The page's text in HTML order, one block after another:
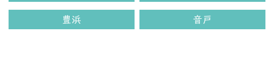
豊浜 音戸